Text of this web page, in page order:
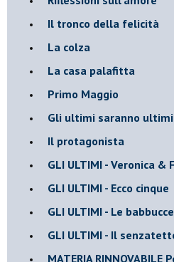
Il tronco della felicità
La colza
La casa palafitta
Primo Maggio
Gli ultimi saranno ultimi
Il protagonista
GLI ULTIMI - Veronica &
GLI ULTIMI - Ecco cinque
GLI ULTIMI - Le babbucce
GLI ULTIMI - Il
MATERIA RINNOVABILE